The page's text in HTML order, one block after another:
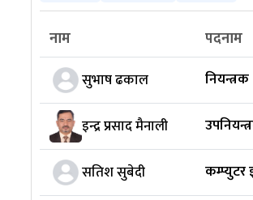
नाम पदनाम
सुभाष ढकाल नियन्त्रक
इन्द्र प्रसाद मैनाली
सतिश सुबेदी कम्प्युटर